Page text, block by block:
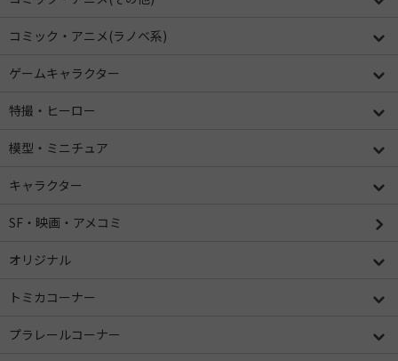
コミック・アニメ(ラノベ系)
ゲームキャラクター
特撮・ヒーロー
模型・ミニチュア
キャラクター
SF・映画・アメコミ
オリジナル
トミカコーナー
プラレールコーナー